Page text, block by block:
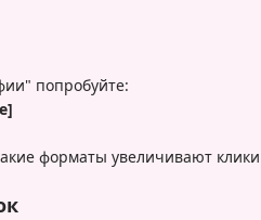
попробуйте:
форматы увеличивают